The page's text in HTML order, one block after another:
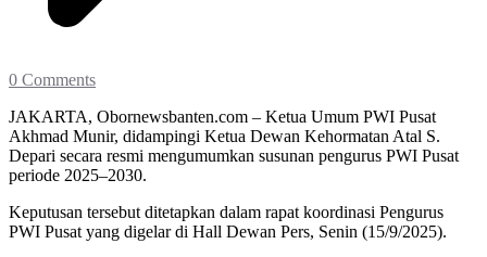
0 Comments
JAKARTA, Obornewsbanten.com – Ketua Umum PWI Pusat
Akhmad Munir, didampingi Ketua Dewan Kehormatan Atal S.
Depari secara resmi mengumumkan susunan pengurus PWI Pusat
periode 2025–2030.
Keputusan tersebut ditetapkan dalam rapat koordinasi Pengurus
PWI Pusat yang digelar di Hall Dewan Pers, Senin (15/9/2025).